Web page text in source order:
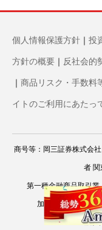
個人情報保護方針 投
方針の概要 反社会的
商品リスク・手数料
イトのご利用にあたっ
商号等：岡三証券株式会
者 関
第一種金融商品取引
加入協会：日本証
一般